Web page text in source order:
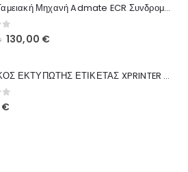
Cloud Ταμειακή Μηχανή Admate ECR Συνδρομή 12 μηνών
5
Original
160,00 €.
130,00 €Η
είναι:
ΘΕΡΜΙΚΟΣ ΕΚΤΥΠΩΤΗΣ ΕΤΙΚΕΤΑΣ XPRINTER XP-420B
5
€